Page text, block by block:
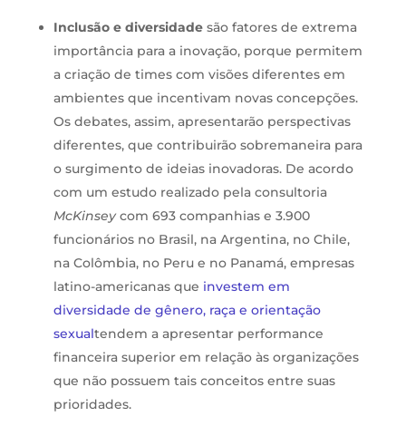
Inclusão e diversidadesão fatores de extrema
importância para a inovação, porque permitem
a criação de times com visões diferentes em
ambientes que incentivam novas concepções.
Os debates, assim, apresentarão perspectivas
diferentes, que contribuirão sobremaneira para
o surgimento de ideias inovadoras. De acordo
com um estudo realizado pela consultoria
McKinseycom 693 companhias e 3.900
funcionários no Brasil, na Argentina, no Chile,
na Colômbia, no Peru e no Panamá, empresas
latino-americanas que investem em
diversidade de gênero, raça e orientação
sexualtendem a apresentar performance
financeira superior em relação às organizações
que não possuem tais conceitos entre suas
prioridades.